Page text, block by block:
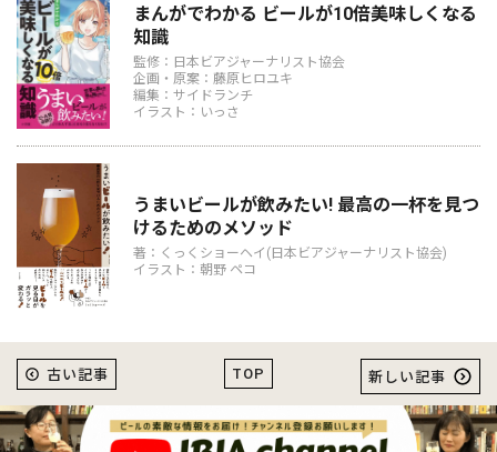
まんがでわかる ビールが10倍美味しくなる
知識
監修：日本ビアジャーナリスト協会
企画・原案：藤原ヒロユキ
編集：サイドランチ
イラスト：いっさ
うまいビールが飲みたい! 最高の一杯を見つ
けるためのメソッド
著：くっくショーヘイ(日本ビアジャーナリスト協会)
イラスト：朝野 ペコ
TOP
古い記事 新しい記事